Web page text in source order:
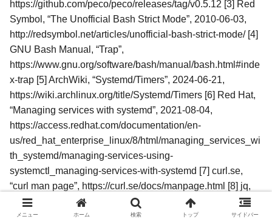
https://github.com/peco/peco/releases/tag/v0.5.12 [3] Red
Symbol, “The Unofficial Bash Strict Mode”, 2010-06-03,
http://redsymbol.net/articles/unofficial-bash-strict-mode/ [4]
GNU Bash Manual, “Trap”,
https://www.gnu.org/software/bash/manual/bash.html#inde
x-trap [5] ArchWiki, “Systemd/Timers”, 2024-06-21,
https://wiki.archlinux.org/title/Systemd/Timers [6] Red Hat,
“Managing services with systemd”, 2021-08-04,
https://access.redhat.com/documentation/en-
us/red_hat_enterprise_linux/8/html/managing_services_wi
th_systemd/managing-services-using-
systemctl_managing-services-with-systemd [7] curl.se,
“curl man page”, https://curl.se/docs/manpage.html [8] jq,
“jq Manual”, https://jqlang.github.io/jq/manual/
メニュー ホーム 検索 トップ サイドバー